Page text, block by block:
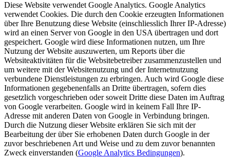
Diese Website verwendet Google Analytics. Google Analytics
verwendet Cookies. Die durch den Cookie erzeugten Informationen
über Ihre Benutzung diese Website (einschliesslich Ihrer IP-Adresse)
wird an einen Server von Google in den USA übertragen und dort
gespeichert. Google wird diese Informationen nutzen, um Ihre
Nutzung der Website auszuwerten, um Reports über die
Websiteaktivitäten für die Websitebetreiber zusammenzustellen und
um weitere mit der Websitenutzung und der Internetnutzung
verbundene Dienstleistungen zu erbringen. Auch wird Google diese
Informationen gegebenenfalls an Dritte übertragen, sofern dies
gesetzlich vorgeschrieben oder soweit Dritte diese Daten im Auftrag
von Google verarbeiten. Google wird in keinem Fall Ihre IP-
Adresse mit anderen Daten von Google in Verbindung bringen.
Durch die Nutzung dieser Website erklären Sie sich mit der
Bearbeitung der über Sie erhobenen Daten durch Google in der
zuvor beschriebenen Art und Weise und zu dem zuvor benannten
Zweck einverstanden (Google Analytics Bedingungen).